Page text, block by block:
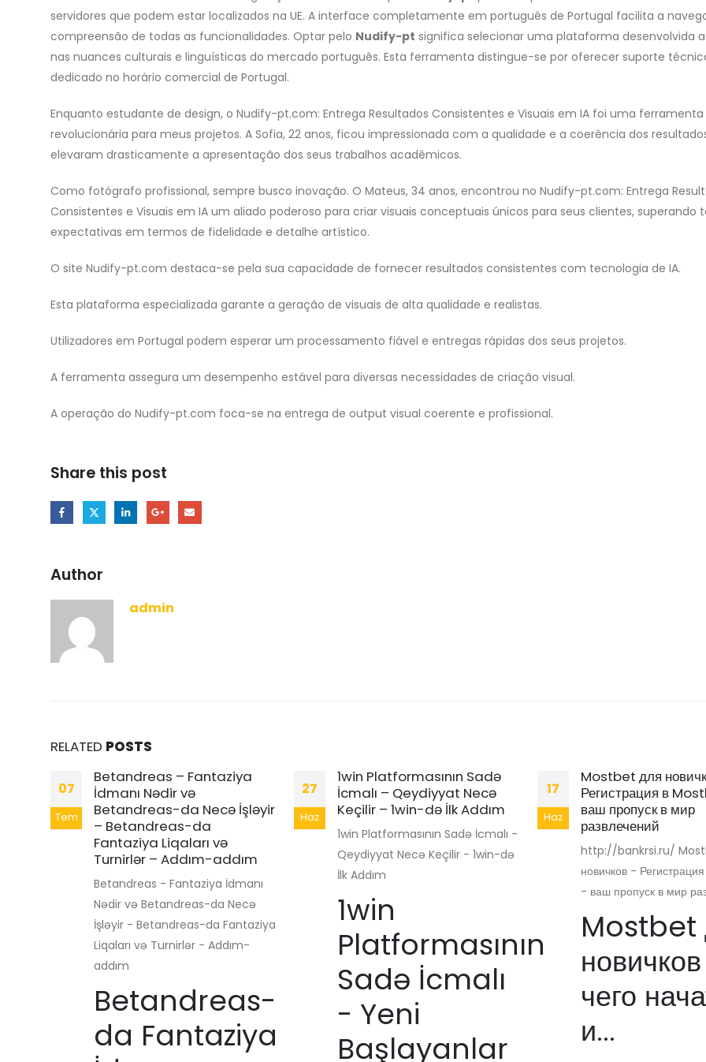
servidores que podem estar localizados na UE. A interface completamente em português de Portugal facilita a
compreensão de todas as funcionalidades. Optar pelo Nudify-pt significa selecionar uma plataforma desenvolvida
nas nuances culturais e linguísticas do mercado português. Esta ferramenta distingue-se por oferecer suporte
dedicado no horário comercial de Portugal.
Enquanto estudante de design, o Nudify-pt.com: Entrega Resultados Consistentes e Visuais em IA foi uma ferramenta
revolucionária para meus projetos. A Sofia, 22 anos, ficou impressionada com a qualidade e a coerência dos
elevaram drasticamente a apresentação dos seus trabalhos acadêmicos.
Como fotógrafo profissional, sempre busco inovação. O Mateus, 34 anos, encontrou no Nudify-pt.com: Entrega
Consistentes e Visuais em IA um aliado poderoso para criar visuais conceptuais únicos para seus clientes, superando
expectativas em termos de fidelidade e detalhe artístico.
O site Nudify-pt.com destaca-se pela sua capacidade de fornecer resultados consistentes com tecnologia de IA.
Esta plataforma especializada garante a geração de visuais de alta qualidade e realistas.
Utilizadores em Portugal podem esperar um processamento fiável e entregas rápidas dos seus projetos.
A ferramenta assegura um desempenho estável para diversas necessidades de criação visual.
A operação do Nudify-pt.com foca-se na entrega de output visual coerente e profissional.
Share this post
Author
admin
RELATED POSTS
07
Tem
Betandreas – Fantaziya
İdmanı Nədir və
Betandreas-da Necə İşləyir
– Betandreas-da
Fantaziya Liqaları və
Turnirlər – Addım-addım
Betandreas - Fantaziya İdmanı
Nədir və Betandreas-da Necə
İşləyir - Betandreas-da Fantaziya
Liqaları və Turnirlər - Addım-
addım
Betandreas-
da Fantaziya
27
Haz
1win Platformasının Sadə
İcmalı – Qeydiyyat Necə
Keçilir – 1win-də İlk Addım
1win Platformasının Sadə İcmalı -
Qeydiyyat Necə Keçilir - 1win-də
İlk Addım
1win
Platformasının
Sadə İcmalı
- Yeni
Başlayanlar
17
Haz
Mostbet для
Регистрация в
ваш пропуск в мир
развлечений
http://bankrsi.ru/
новичков -
- ваш пропуск в мир
Mostbet
чего
и...